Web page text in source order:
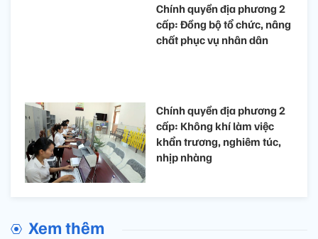
Chính quyền địa phương 2
cấp: Đồng bộ tổ chức, nâng
chất phục vụ nhân dân
Chính quyền địa phương 2
cấp: Không khí làm việc
khẩn trương, nghiêm túc,
nhịp nhàng
Xem thêm